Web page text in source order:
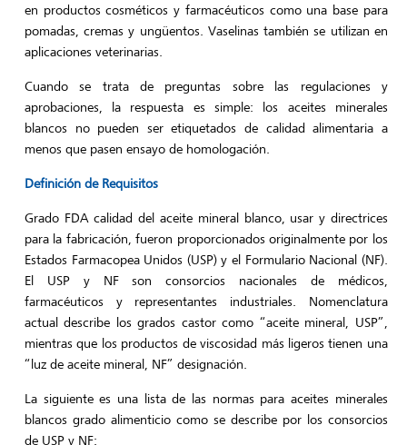
en productos cosméticos y farmacéuticos como una base para
pomadas, cremas y ungüentos. Vaselinas también se utilizan en
aplicaciones veterinarias.
Cuando se trata de preguntas sobre las regulaciones y
aprobaciones, la respuesta es simple: los aceites minerales
blancos no pueden ser etiquetados de calidad alimentaria a
menos que pasen ensayo de homologación.
Definición de Requisitos
Grado FDA calidad del aceite mineral blanco, usar y directrices
para la fabricación, fueron proporcionados originalmente por los
Estados Farmacopea Unidos (USP) y el Formulario Nacional (NF).
El USP y NF son consorcios nacionales de médicos,
farmacéuticos y representantes industriales. Nomenclatura
actual describe los grados castor como “aceite mineral, USP”,
mientras que los productos de viscosidad más ligeros tienen una
“luz de aceite mineral, NF” designación.
La siguiente es una lista de las normas para aceites minerales
blancos grado alimenticio como se describe por los consorcios
de USP y NF: